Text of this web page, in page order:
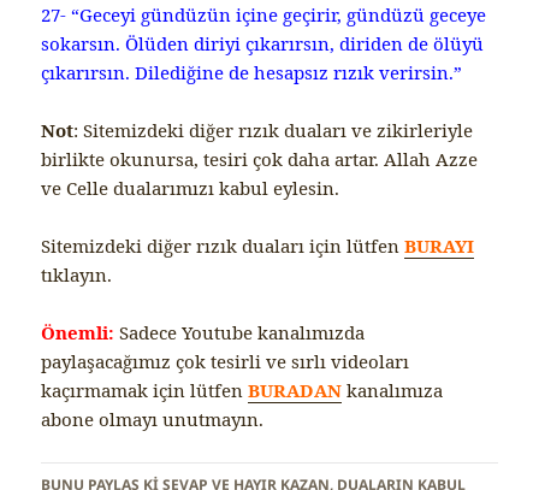
27- “Geceyi gündüzün içine geçirir, gündüzü geceye
sokarsın. Ölüden diri­yi çıkarırsın, diriden de ölüyü
çıkarır­sın. Dilediğine de hesapsız rızık verir­sin.”
Not: Sitemizdeki diğer rızık duaları ve zikirleriyle
birlikte okunursa, tesiri çok daha artar. Allah Azze
ve Celle dualarımızı kabul eylesin.
Sitemizdeki diğer rızık duaları için lütfenBURAYI
tıklayın.
Önemli: Sadece Youtube kanalımızda
paylaşacağımız çok tesirli ve sırlı videoları
kaçırmamak için lütfenBURADAN kanalımıza
abone olmayı unutmayın.
BUNU PAYLAŞ KI SEVAP VE HAYIR KAZAN, DUALARIN KABUL